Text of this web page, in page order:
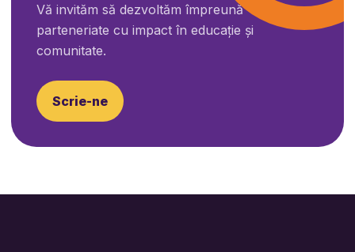
Vă invităm să dezvoltăm împreună
parteneriate cu impact în educație și
comunitate.
Scrie-ne